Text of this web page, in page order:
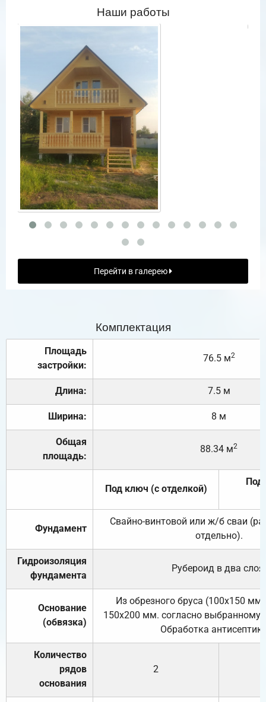
Наши работы
Перейти в галерею
Комплектация
Площадь
застройки:
76.5 м2
Длина: 7.5 м
Ширина: 8 м
Общая
площадь:
88.34 м2
Под ключ (с отделкой)
Под
Фундамент
Свайно-винтовой или ж/б сваи
отдельно).
Гидроизоляция
фундамента
Рубероид в два слоя.
Основание
(обвязка)
Из обрезного бруса (100х150
150х200 мм. согласно выбранному
Обработка
Количество
рядов
основания
2